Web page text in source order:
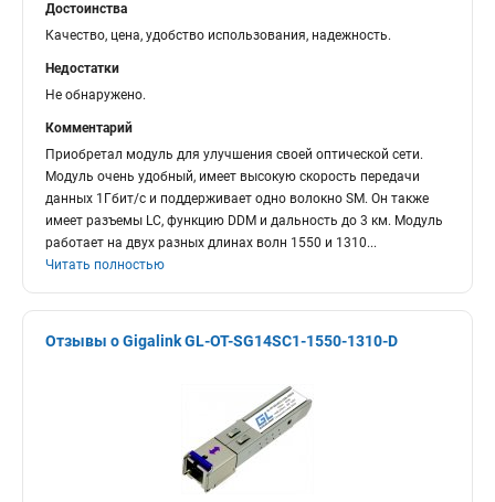
Достоинства
Качество, цена, удобство использования, надежность.
Недостатки
Не обнаружено.
Комментарий
Приобретал модуль для улучшения своей оптической сети.
Модуль очень удобный, имеет высокую скорость передачи
данных 1Гбит/c и поддерживает одно волокно SM. Он также
имеет разъемы LC, функцию DDM и дальность до 3 км. Модуль
работает на двух разных длинах волн 1550 и 1310...
Читать полностью
Отзывы о Gigalink GL-OT-SG14SC1-1550-1310-D